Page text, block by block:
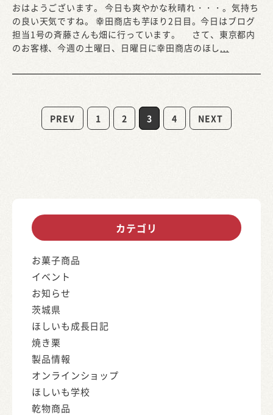
おはようございます。 今日も爽やかな秋晴れ・・・。気持ち
の良い天気ですね。 幸田商店も芋ほり2日目。今日はブログ
担当1号の斉藤さんも畑に行っています。 さて、東京都内
のお客様、今週の土曜日、日曜日に幸田商店のほし
PREV 1 2 3 4 NEXT
カテゴリ
お菓子商品
イベント
お知らせ
茨城県
ほしいも成長日記
焼き栗
製品情報
オンラインショップ
ほしいも学校
乾物商品